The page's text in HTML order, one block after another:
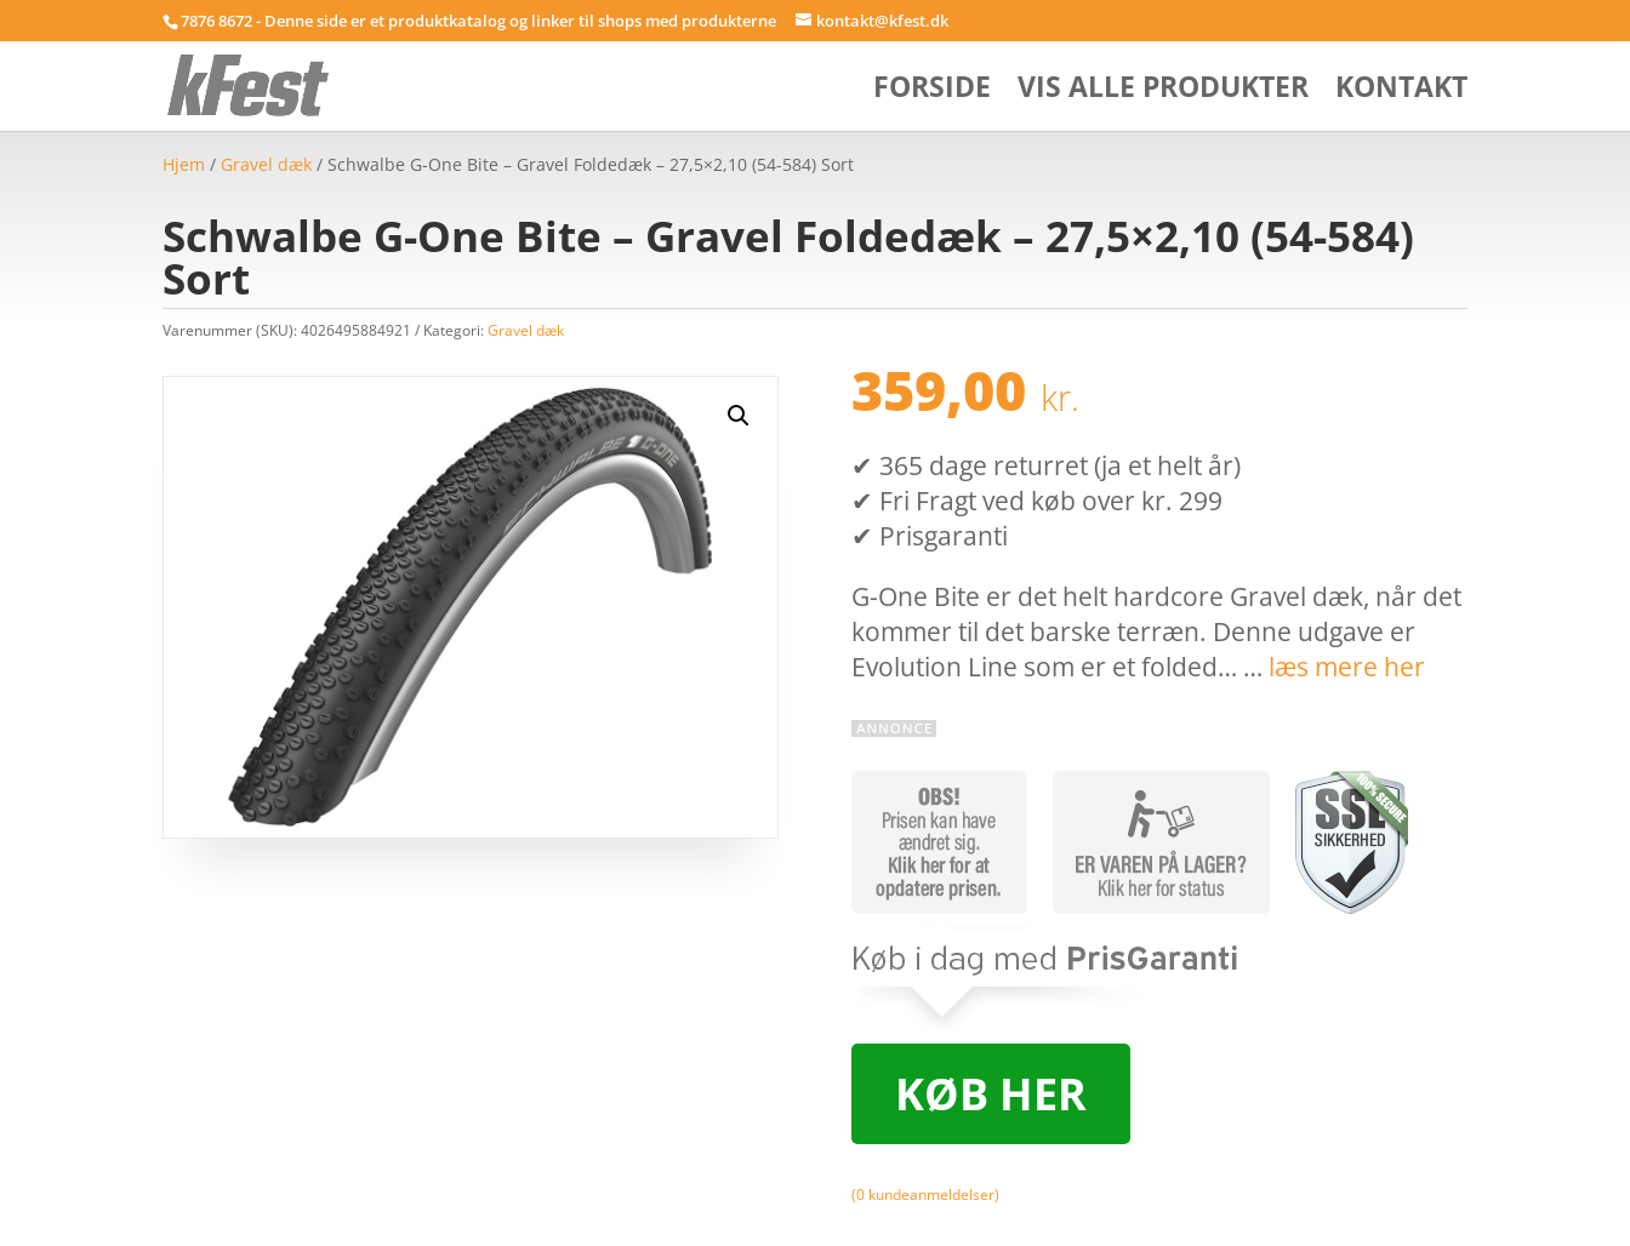
7876 8672 - Denne side er et produktkatalog og linker til shops med produkterne kontakt@kfest.dk
FORSIDE VIS ALLE PRODUKTER KONTAKT
Hjem / Gravel dæk / Schwalbe G-One Bite – Gravel Foldedæk – 27,5×2,10 (54-584) Sort
Schwalbe G-One Bite – Gravel Foldedæk – 27,5×2,10 (54-584)
Sort
Varenummer (SKU):4026495884921 Kategori:Gravel dæk
359,00 kr.
✔ 365 dage returret (ja et helt år)
✔ Fri Fragt ved køb over kr. 299
✔ Prisgaranti
G-One Bite er det helt hardcore Gravel dæk, når det
kommer til det barske terræn. Denne udgave er
Evolution Line som er et folded… … læs mere her
KØB HER
(0kundeanmeldelser)